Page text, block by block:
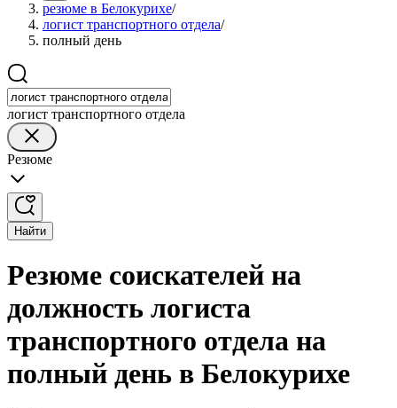
резюме в Белокурихе/
логист транспортного отдела/
полный день
логист транспортного отдела
Резюме
Найти
Резюме соискателей на
должность логиста
транспортного отдела на
полный день в Белокурихе